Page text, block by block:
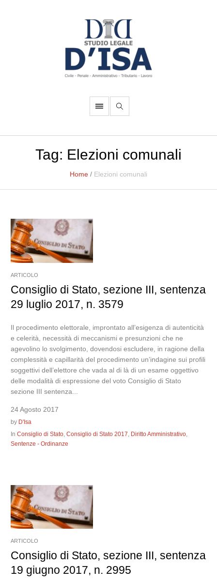
Tag: Elezioni comunali
Home / Elezioni comunali
ARTICOLO
Consiglio di Stato, sezione III, sentenza
29 luglio 2017, n. 3579
Il procedimento elettorale, improntato all’esigenza di autenticità
e celerità, necessità di meccanismi e presunzioni che ne
agevolino lo svolgimento, dovendosi escludere, in ragione della
complessità e capillarità del procedimento un’indagine sui profili
soggettivi dell’elettore che vada al di là di un esame oggettivo
delle modalità di espressione del voto Consiglio di Stato
sezione III sentenza...
24 Agosto 2017
by D'Isa
InConsiglio di Stato ,Consiglio di Stato 2017 Diritto Amministrativo
Sentenze - Ordinanze
ARTICOLO
Consiglio di Stato, sezione III, sentenza
19 giugno 2017, n. 2995